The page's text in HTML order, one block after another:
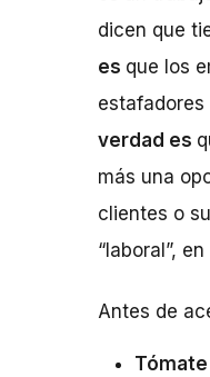
dicen que
es que los
verdad es
más una
clientes o
“laboral”,
Antes de